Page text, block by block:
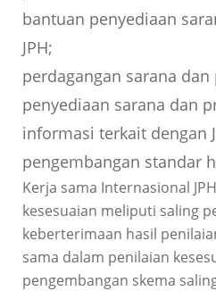
bantuan penyediaan
JPH;
perdagangan sarana dan
penyediaan sarana dan
informasi terkait dengan
pengembangan standar
Kerja sama Internasional
kesesuaian meliputi saling
keberterimaan hasil
sama dalam penilaian
pengembangan skema